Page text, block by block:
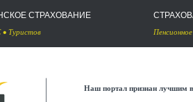
СТРАХОВАНИЕ
• Туристов Пенсионное
Наш портал признан лучшим